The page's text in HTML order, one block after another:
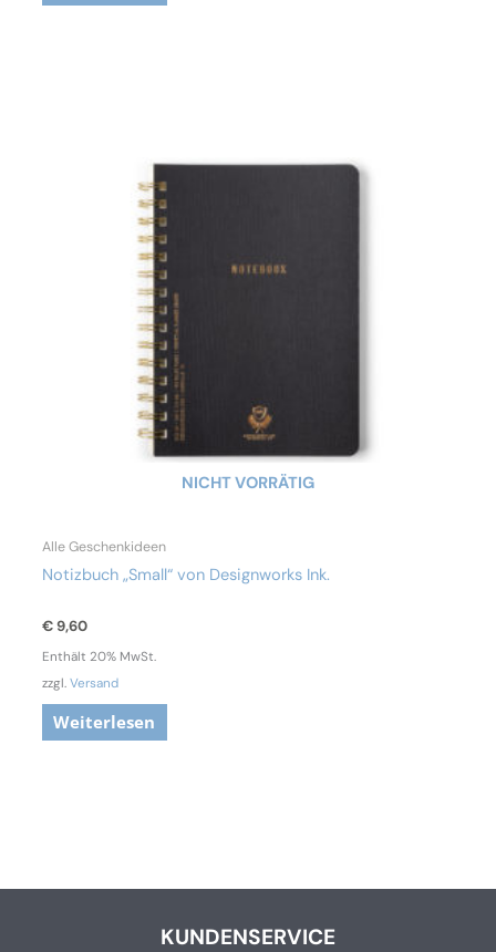
NICHT VORRÄTIG
Alle Geschenkideen
Notizbuch „Small“ von Designworks Ink.
€9,60
Enthält 20% MwSt.
zzgl.Versand
Weiterlesen
KUNDENSERVICE